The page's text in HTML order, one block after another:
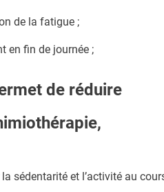
de la fatigue ;
en fin de journée ;
de réduire
sédentarité et l’activité au